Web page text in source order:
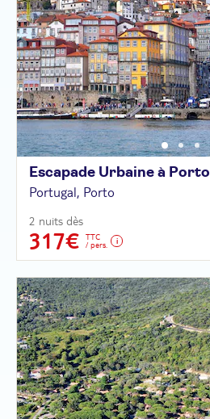
Escapade Urbaine à Porto
Portugal, Porto
2 nuits dès
317€
TTC
/ pers.